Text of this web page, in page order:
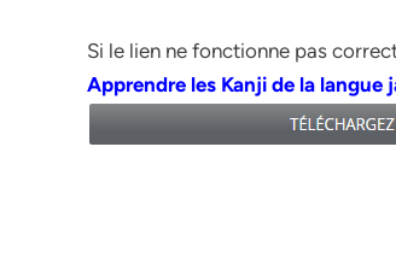
Si le lien ne fonctionne pas
Apprendre les Kanji de la langue